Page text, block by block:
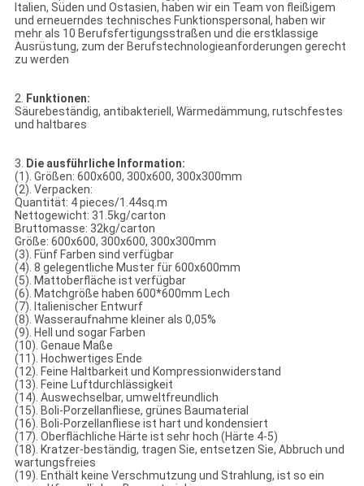
Italien, Süden und Ostasien, haben wir ein Team von fleißigem
und erneuerndes technisches Funktionspersonal, haben wir
mehr als 10 Berufsfertigungsstraßen und die erstklassige
Ausrüstung, zum der Berufstechnologieanforderungen gerecht
zu werden
2. Funktionen:
Säurebeständig, antibakteriell, Wärmedämmung, rutschfestes
und haltbares
3. Die ausführliche Information:
(1). Größen: 600x600, 300x600, 300x300mm
(2). Verpacken:
Quantität: 4 pieces/1.44sq.m
Nettogewicht: 31.5kg/carton
Bruttomasse: 32kg/carton
Größe: 600x600, 300x600, 300x300mm
(3). Fünf Farben sind verfügbar
(4). 8 gelegentliche Muster für 600x600mm
(5). Mattoberfläche ist verfügbar
(6). Matchgröße haben 600*600mm Lech
(7). Italienischer Entwurf
(8). Wasseraufnahme kleiner als 0,05%
(9). Hell und sogar Farben
(10). Genaue Maße
(11). Hochwertiges Ende
(12). Feine Haltbarkeit und Kompressionwiderstand
(13). Feine Luftdurchlässigkeit
(14). Auswechselbar, umweltfreundlich
(15). Boli-Porzellanfliese, grünes Baumaterial
(16). Boli-Porzellanfliese ist hart und kondensiert
(17). Oberflächliche Härte ist sehr hoch (Härte 4-5)
(18). Kratzer-beständig, tragen Sie, entsetzen Sie, Abbruch und
wartungsfreies
(19). Enthält keine Verschmutzung und Strahlung, ist so ein